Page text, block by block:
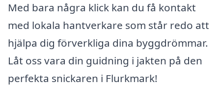
Med bara några klick kan du få kontakt
med lokala hantverkare som står redo att
hjälpa dig förverkliga dina byggdrömmar.
Låt oss vara din guidning i jakten på den
perfekta snickaren i Flurkmark!